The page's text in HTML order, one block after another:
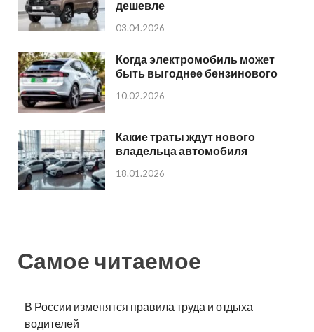
дешевле
03.04.2026
Когда электромобиль может
быть выгоднее бензинового
10.02.2026
Какие траты ждут нового
владельца автомобиля
18.01.2026
Самое читаемое
В России изменятся правила труда и отдыха
водителей